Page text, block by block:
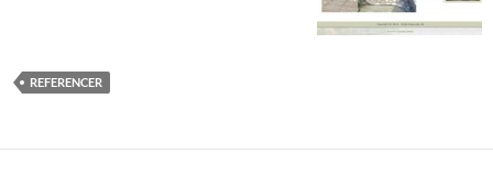
REFERENCER